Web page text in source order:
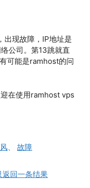
出现故障，IP地址是
公司。第13跳就直
可能是ramhost的问
在使用ramhost vps
故障
回一条结果